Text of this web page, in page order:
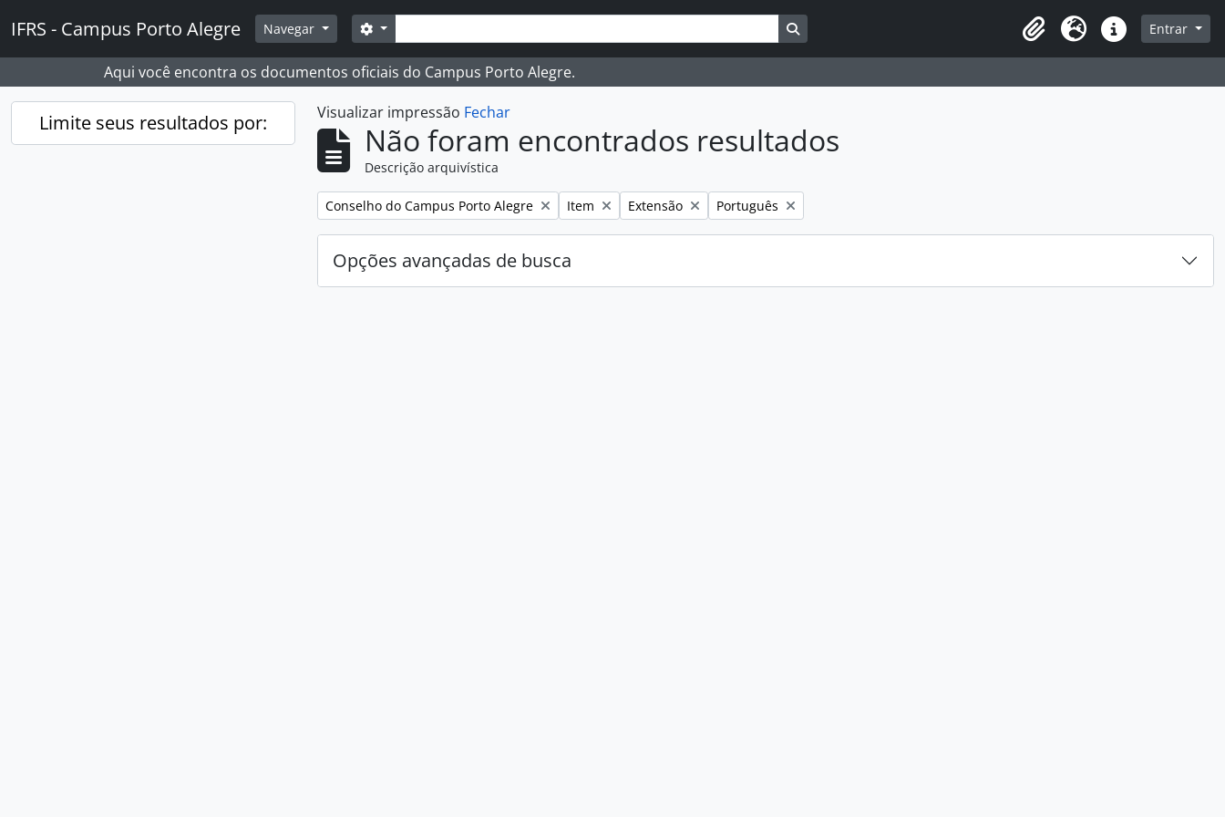
IFRS - Campus Porto Alegre Navegar Buscar
Opções de busca Busque na página de navegação
Idioma Atalhos Entrar
Aqui você encontra os documentos oficiais do Campus Porto Alegre.
Limite seus resultados por: Visualizar impressão Fechar
Não foram encontrados resultados
Descrição arquivística
Remover filtro:
Conselho do Campus Porto Alegre Remover filtro:
Item Remover filtro:
Extensão Remover filtro:
Português
Opções avançadas de busca